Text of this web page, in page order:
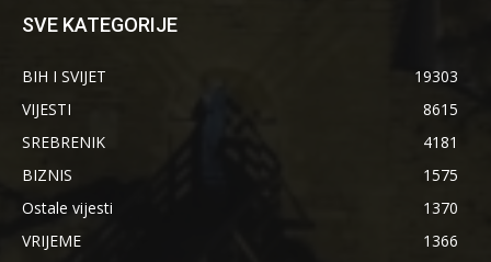
SVE KATEGORIJE
BIH I SVIJET
19303
VIJESTI
8615
SREBRENIK
4181
BIZNIS
1575
Ostale vijesti
1370
VRIJEME
1366